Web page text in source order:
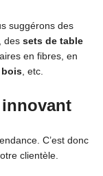
suggérons des
des sets de table
en fibres, en
, etc.
C’est donc
clientèle.